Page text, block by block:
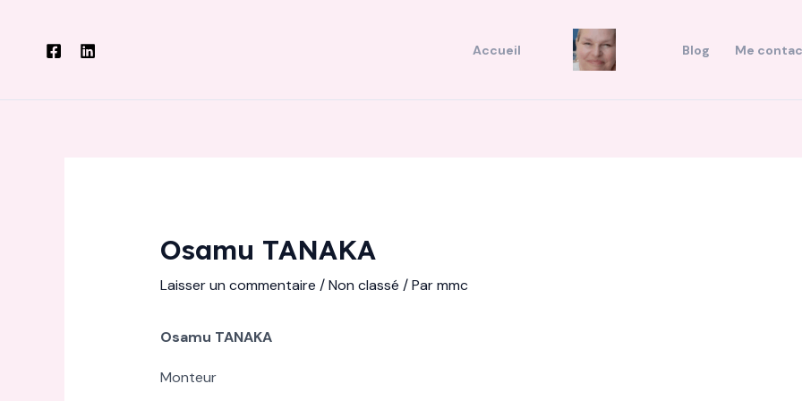
contenu
Accueil Blog Me
Osamu TANAKA
Laisser un commentaire /Non classé / Parmmc
Osamu TANAKA
Monteur